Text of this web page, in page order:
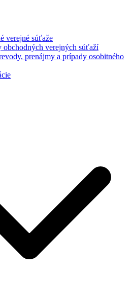
verejné súťaže
obchodných verejných súťaží
prenájmy a prípady osobitného